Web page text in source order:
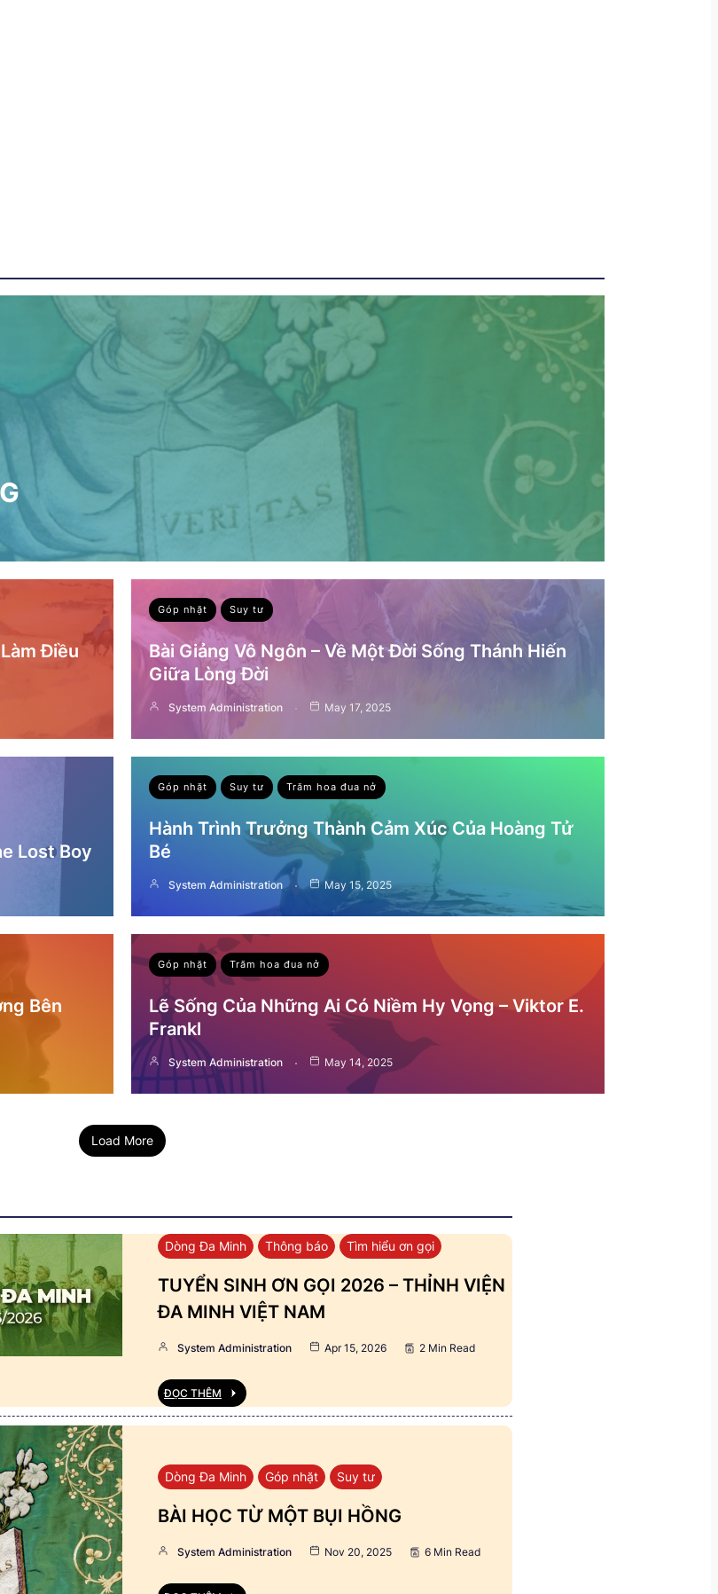
Điều
Góp nhặt Suy tư
Bài Giảng Vô Ngôn – Về Một Đời Sống Thánh Hiến
Giữa Lòng Đời
System Administration May 17, 2025
Lost Boy
Góp nhặt Suy tư Trăm hoa đua nở
Hành Trình Trưởng Thành Cảm Xúc Của Hoàng Tử
Bé
System Administration May 15, 2025
Bên
Góp nhặt Trăm hoa đua nở
Lẽ Sống Của Những Ai Có Niềm Hy Vọng – Viktor E.
Frankl
System Administration May 14, 2025
Load More
Dòng Đa Minh Thông báo Tìm hiểu ơn gọi
TUYỂN SINH ƠN GỌI 2026 – THỈNH VIỆN
ĐA MINH VIỆT NAM
System Administration Apr 15, 2026 2 Min Read
ĐỌC THÊM
Dòng Đa Minh Góp nhặt Suy tư
BÀI HỌC TỪ MỘT BỤI HỒNG
System Administration Nov 20, 2025 6 Min Read